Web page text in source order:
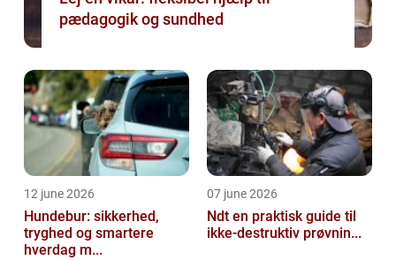
pædagogik og sundhed
12 june 2026
Hundebur: sikkerhed,
tryghed og smartere
hverdag m...
07 june 2026
Ndt en praktisk guide til
ikke-destruktiv prøvnin...